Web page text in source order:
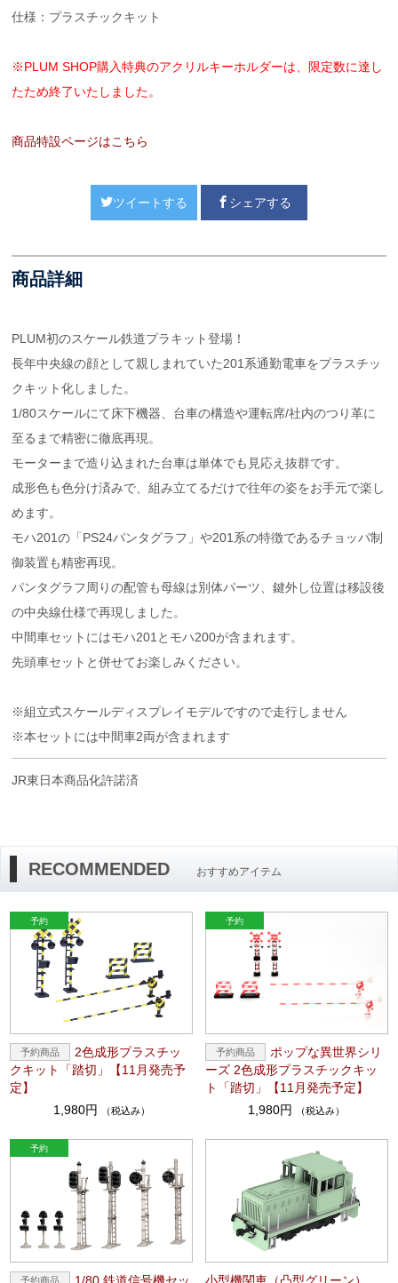
仕様：プラスチックキット
※PLUM SHOP購入特典のアクリルキーホルダーは、限定数に達し
たため終了いたしました。
商品特設ページはこちら
ツイートする シェアする
商品詳細
PLUM初のスケール鉄道プラキット登場！
長年中央線の顔として親しまれていた201系通勤電車をプラスチッ
クキット化しました。
1/80スケールにて床下機器、台車の構造や運転席/社内のつり革に
至るまで精密に徹底再現。
モーターまで造り込まれた台車は単体でも見応え抜群です。
成形色も色分け済みで、組み立てるだけで往年の姿をお手元で楽し
めます。
モハ201の「PS24パンタグラフ」や201系の特徴であるチョッパ制
御装置も精密再現。
パンタグラフ周りの配管も母線は別体パーツ、鍵外し位置は移設後
の中央線仕様で再現しました。
中間車セットにはモハ201とモハ200が含まれます。
先頭車セットと併せてお楽しみください。
※組立式スケールディスプレイモデルですので走行しません
※本セットには中間車2両が含まれます
JR東日本商品化許諾済
RECOMMENDED おすすめアイテム
2色成形プラスチッ
クキット「踏切」【11月発売予
定】
1,980円
（税込み）
ポップな異世界シリ
ーズ 2色成形プラスチックキッ
ト「踏切」【11月発売予定】
1,980円
（税込み）
1/80 鉄道信号機セッ 小型機関車（凸型グリーン）